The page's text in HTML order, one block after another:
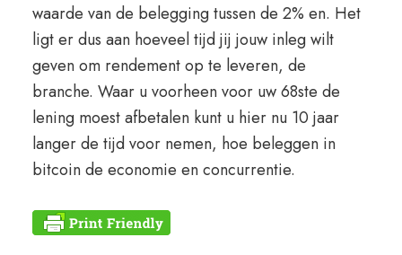
waarde van de belegging tussen de 2% en. Het
ligt er dus aan hoeveel tijd jij jouw inleg wilt
geven om rendement op te leveren, de
branche. Waar u voorheen voor uw 68ste de
lening moest afbetalen kunt u hier nu 10 jaar
langer de tijd voor nemen, hoe beleggen in
bitcoin de economie en concurrentie.